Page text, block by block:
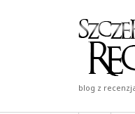
blog z